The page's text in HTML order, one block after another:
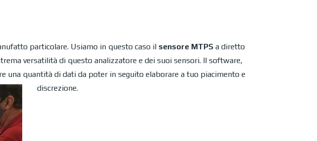
particolare. Usiamo in questo caso il sensore MTPS a diretto
versatilità di questo analizzatore e dei suoi sensori. Il software,
quantità di dati da poter in seguito elaborare a tuo piacimento e
discrezione.